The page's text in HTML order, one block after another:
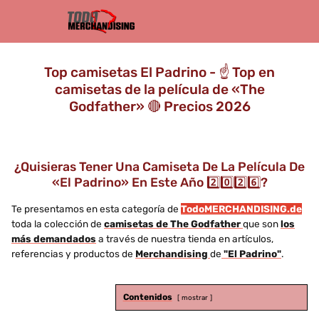
Top camisetas El Padrino - ☝️ Top en
camisetas de la película de «The
Godfather» 🔴 Precios 2026
¿Quisieras Tener Una Camiseta De La Película De
«El Padrino» En Este Año 2️⃣0️⃣2️⃣6️⃣?
Te presentamos en esta categoría de TodoMERCHANDISING.de
toda la colección de camisetas de The Godfatherque sonlos
más demandados a través de nuestra tienda en artículos,
referencias y productos de Merchandising de "El Padrino".
Contenidos mostrar